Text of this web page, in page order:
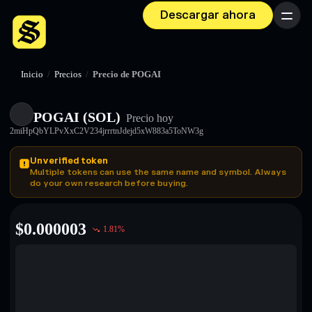
Descargar ahora Menú
Inicio / Precios / Precio de POGAI
POGAI (SOL) Precio hoy
2miHpQbYLPvXxC2V234jrrrtnJdejd5xW883a5ToNW3g
Unverified token
Multiple tokens can use the same name and symbol. Always
do your own research before buying.
$0.000003 1.81%